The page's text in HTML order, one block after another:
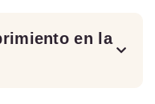
en la